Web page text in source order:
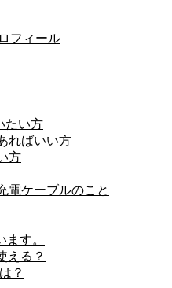
フィール
たい方
ればいい方
方
電ケーブルのこと
ます。
える？
？